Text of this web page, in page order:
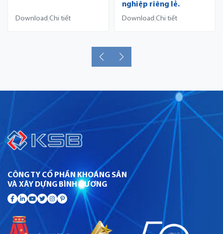
Download Chi tiết
nghiệp riêng lẻ.
Download Chi tiết
CÔNG TY CỔ PHẦN KHOÁNG SẢN
VÀ XÂY DỰNG BÌNH DƯƠNG